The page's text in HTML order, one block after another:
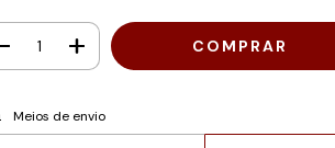
para o CEP:
Meios de envio